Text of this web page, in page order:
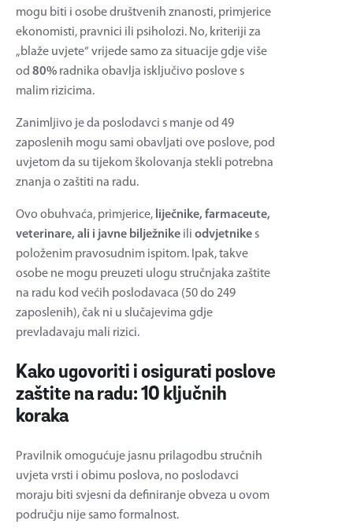
mogu biti i osobe društvenih znanosti, primjerice
ekonomisti, pravnici ili psiholozi. No, kriteriji za
„blaže uvjete“ vrijede samo za situacije gdje više
od 80% radnika obavlja isključivo poslove s
malim rizicima.
Zanimljivo je da poslodavci s manje od 49
zaposlenih mogu sami obavljati ove poslove, pod
uvjetom da su tijekom školovanja stekli potrebna
znanja o zaštiti na radu.
Ovo obuhvaća, primjerice, liječnike, farmaceute,
veterinare, ali i javne bilježnike ili odvjetnikes
položenim pravosudnim ispitom. Ipak, takve
osobe ne mogu preuzeti ulogu stručnjaka zaštite
na radu kod većih poslodavaca (50 do 249
zaposlenih), čak ni u slučajevima gdje
prevladavaju mali rizici.
Kako ugovoriti i osigurati poslove
zaštite na radu: 10 ključnih
koraka
Pravilnik omogućuje jasnu prilagodbu stručnih
uvjeta vrsti i obimu poslova, no poslodavci
moraju biti svjesni da definiranje obveza u ovom
području nije samo formalnost.